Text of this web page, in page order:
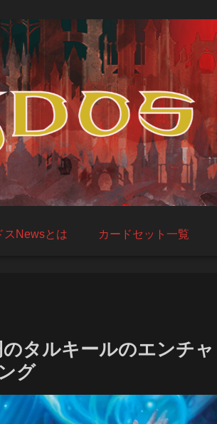
スNewsとは カードセット一覧
タルキールのエンチャ
グ